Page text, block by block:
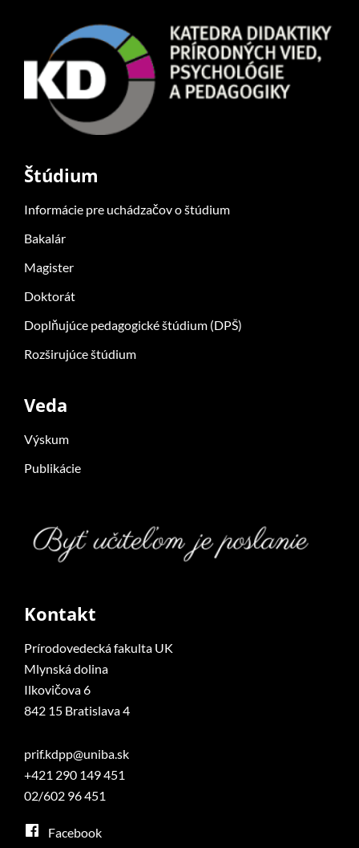
Štúdium
Informácie pre uchádzačov o štúdium
Bakalár
Magister
Doktorát
Doplňujúce pedagogické štúdium (DPŠ)
Rozširujúce štúdium
Veda
Výskum
Publikácie
Kontakt
Prírodovedecká fakulta UK
Mlynská dolina
Ilkovičova 6
842 15 Bratislava 4
prif.kdpp@uniba.sk
+421 290 149 451
02/602 96 451
Facebook